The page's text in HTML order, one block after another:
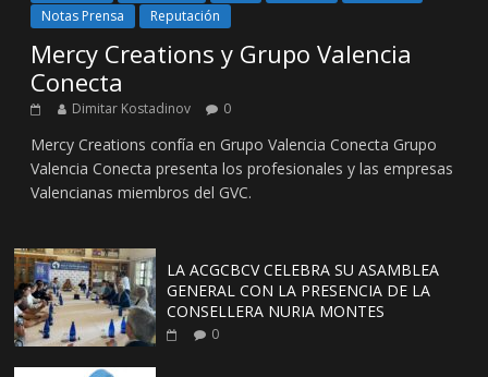
Notas Prensa
Reputación
Mercy Creations y Grupo Valencia
Conecta
Dimitar Kostadinov 0
Mercy Creations confía en Grupo Valencia Conecta Grupo
Valencia Conecta presenta los profesionales y las empresas
Valencianas miembros del GVC.
LA ACGCBCV CELEBRA SU ASAMBLEA
GENERAL CON LA PRESENCIA DE LA
CONSELLERA NURIA MONTES
0